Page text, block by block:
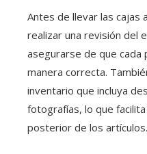
Antes de llevar las cajas
realizar una revisión del
asegurarse de que
manera correcta.
inventario que incluya
fotografías, lo que
posterior de los artículos.